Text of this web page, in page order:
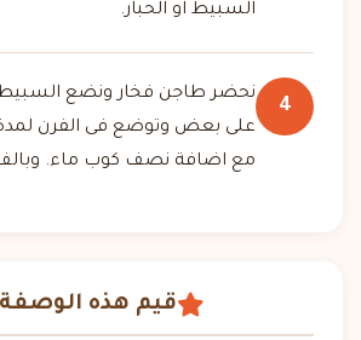
السبيط او الحبار.
4
نحضر طاجن فخار ونضع
مع اضافة نصف كوب ماء. وبالف
قيم هذه الوصفة